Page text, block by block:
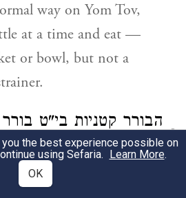
way on Yom Tov,
at a time and eat —
or bowl, but not a
2 הבורר קטניות בי"ט
ובתמחוי(אם רוצה לאכלו
אבל לא בטבלא ולא
the best experience possible on
using Sefaria. Learn More.
OK